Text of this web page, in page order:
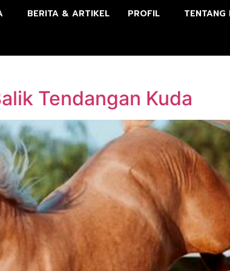
BERITA & ARTIKEL PROFIL TENTANG
Tendangan Kuda